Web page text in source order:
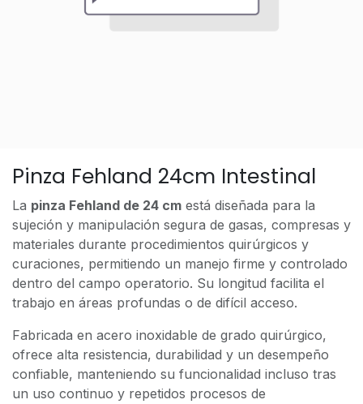
Pinza Fehland 24cm Intestinal
La pinza Fehland de 24 cm está diseñada para la
sujeción y manipulación segura de gasas, compresas y
materiales durante procedimientos quirúrgicos y
curaciones, permitiendo un manejo firme y controlado
dentro del campo operatorio. Su longitud facilita el
trabajo en áreas profundas o de difícil acceso.
Fabricada en acero inoxidable de grado quirúrgico,
ofrece alta resistencia, durabilidad y un desempeño
confiable, manteniendo su funcionalidad incluso tras
un uso continuo y repetidos procesos de